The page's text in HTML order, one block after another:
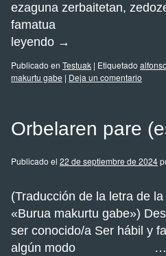
ezaguna zerbaitetan,
leyendo →
Publicado en Testuak | Etiquetado
makurtu gabe | Deja un comentario
Orbelaren pare
Publicado el 22 de septiembre de 2024
(Traducción de la letra de
«Burua makurtu gabe»)
ser conocido/a Ser hábil y
algún modo …